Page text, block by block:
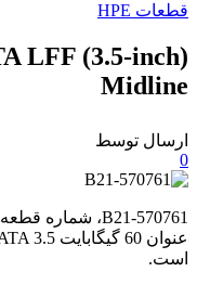
قطعات HPE
LFF (3.5-inch)
Midline
ارسال توسط
0
است.